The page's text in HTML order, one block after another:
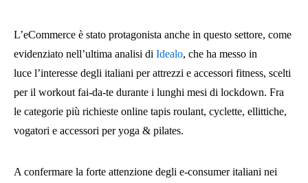
L’eCommerce è stato protagonista anche in questo settore, come
evidenziato nell’ultima analisi di Idealo, che ha messo in
luce l’interesse degli italiani per attrezzi e accessori fitness, scelti
per il workout fai-da-te durante i lunghi mesi di lockdown. Fra
le categorie più richieste online tapis roulant, cyclette, ellittiche,
vogatori e accessori per yoga & pilates.
A confermare la forte attenzione degli e-consumer italiani nei